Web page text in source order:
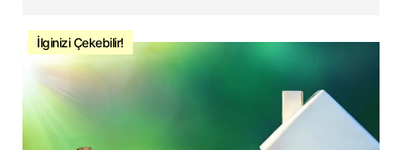
İlginizi Çekebilir!